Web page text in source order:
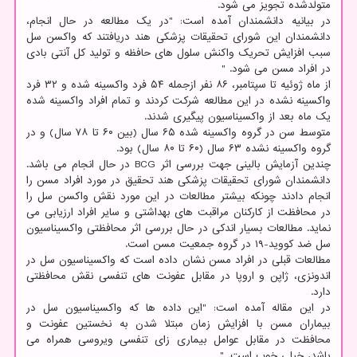
متولدشده تجویز می شود.
در بیانیه دانشمندان آمده است: "در یک مطالعه در حال انجام،
دانشمندان این شورای تحقیقات پزشکی هند دریافتند که واکسن سل
سبب افزایش تحریک واکنش سلول های حافظه و تولید کل آنتی بادی
در افراد مسن می شود. "
از ماه ژوئیه تا سپتامبر، ۸۶ نفر ازجمله ۵۴ فرد واکسینه شده و ۳۲ فرد
واکسینه نشده در این مطالعه شرکت کردند و تمام افراد واکسینه شده
یک ماه بعد از واکسیناسیون پیگیری شدند.
متوسط سن در گروه واکسینه شده ۶۵ سال (بین ۶۰ تا ۷۸ سال) و در
گروه واکسینه نشده ۶۳ سال (۶۰ تا ۸۰ سال) بود.
چندین آزمایش بالینی جهت بررسی اثر BCG در حال انجام می باشد.
دانشمندان شورای تحقیقات پزشکی هند تحقیق در مورد افراد مسن را
انجام دادند چونکه بیشتر مطالعات در این مورد نقش واکسن سل را
در محافظت از کارکنان مراقبت های بهداشتی و سایر افراد ارزیابی می
نماید. مطالعات بسیار اندکی در حال بررسی اثر محافظتی واکسیناسیون
سل ضد کووید-۱۹ در گروه جمعیت مسن است.
مطالعات قبلی در افراد مسن نشان داده است که واکسیناسیون سل در
اندونزی، ژاپن و اروپا در مقابل عفونت های تنفسی نقش محافظتی
دارد.
در این مقاله آمده است: "این داده ها که واکسیناسیون سل در
بیماران مسن با افزایش زمان مبتلا شدن به نخستین عفونت و
محافظت در مقابل عوامل بیماری زای تنفسی ویروسی همراه می